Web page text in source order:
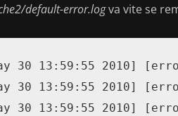
default-error.logva vite se
30 13:59:55 2010]
30 13:59:55 2010]
30 13:59:55 2010]